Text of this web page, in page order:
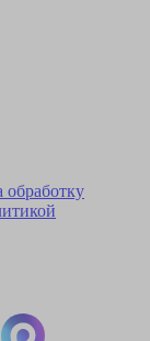
обработку